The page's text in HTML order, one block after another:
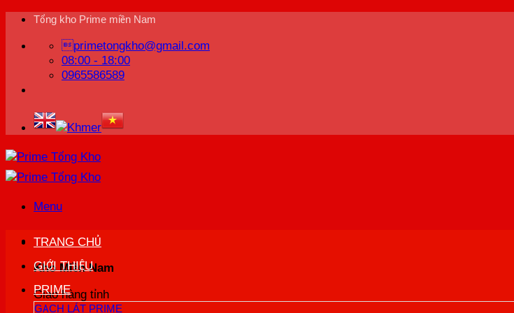
Tổng kho Prime miền Nam
primetongkho@gmail.com
08:00 - 18:00
0965586589
Menu
Kho Miền Nam
Giao hàng tỉnh
TRANG CHỦ
GIỚI THIỆU
PRIME
GẠCH LÁT PRIME